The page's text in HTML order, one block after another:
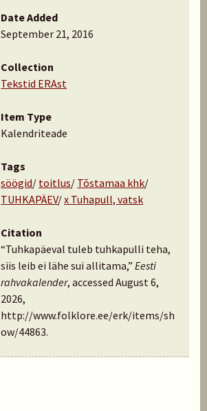
Date Added
September 21, 2016
Collection
Tekstid ERAst
Item Type
Kalendriteade
Tags
söögid/ toitlus/ Tõstamaa khk/
TUHKAPÄEV/x Tuhapull, vatsk
Citation
“Tuhkapäeval tuleb tuhkapulli teha,
siis leib ei lähe sui allitama,”Eesti
rahvakalender, accessed August 6,
2026,
http://www.folklore.ee/erk/items/sh
ow/44863.